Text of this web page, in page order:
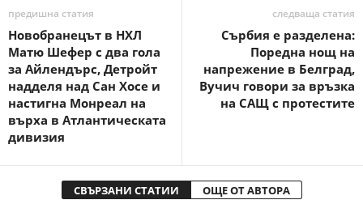
предишна статия
Новобранецът в НХЛ
Матю Шефер с два гола
за Айлендърс, Детройт
надделя над Сан Хосе и
настигна Монреал на
върха в Атлантическата
дивизия
следваща статия
Сърбия е разделена:
Поредна нощ на
напрежение в Белград,
Вучич говори за връзка
на САЩ с протестите
СВЪРЗАНИ СТАТИИ ОЩЕ ОТ АВТОРА